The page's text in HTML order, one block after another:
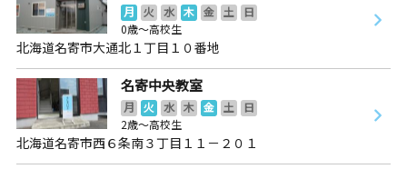
月 火 水 木 金 土
日
0歳～高校生
北海道名寄市大通北１丁目１０番地
名寄中央教室
月 火 水 木 金 土
日
2歳～高校生
北海道名寄市西６条南３丁目１１－２０１